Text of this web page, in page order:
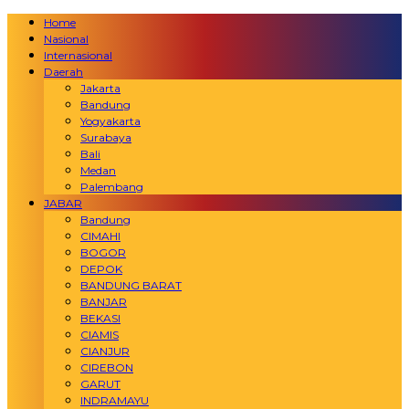
Home
Nasional
Internasional
Daerah
Jakarta
Bandung
Yogyakarta
Surabaya
Bali
Medan
Palembang
JABAR
Bandung
CIMAHI
BOGOR
DEPOK
BANDUNG BARAT
BANJAR
BEKASI
CIAMIS
CIANJUR
CIREBON
GARUT
INDRAMAYU